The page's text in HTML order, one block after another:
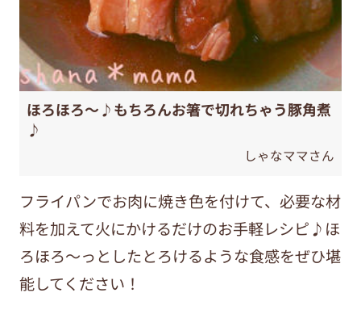
ほろほろ～♪もちろんお箸で切れちゃう豚角煮
♪
しゃなママさん
フライパンでお肉に焼き色を付けて、必要な材
料を加えて火にかけるだけのお手軽レシピ♪ほ
ろほろ～っとしたとろけるような食感をぜひ堪
能してください！